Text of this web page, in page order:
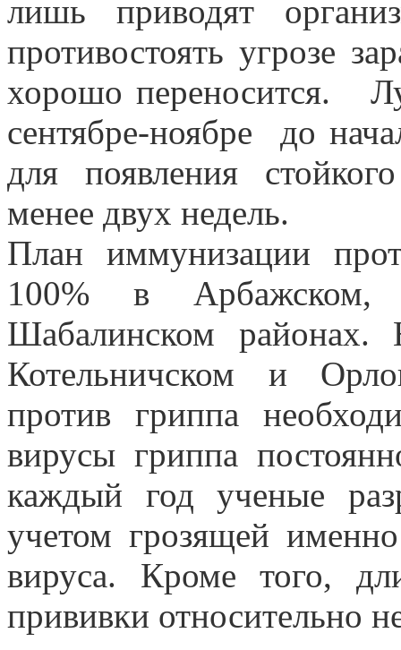
лишь приводят
противостоять угрозе
хорошо переносится.
сентябре-ноябре
до
для появления
менее двух недель.
План иммунизации
100% в Арбажском,
Шабалинском районах.
Котельничском и
против гриппа
вирусы гриппа
каждый год ученые
учетом грозящей
вируса. Кроме того,
прививки относительно